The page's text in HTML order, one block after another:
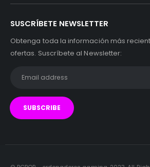
SUSCRÍBETE NEWSLETTER
Obtenga toda la información más
ofertas. Suscríbete al Newsletter: